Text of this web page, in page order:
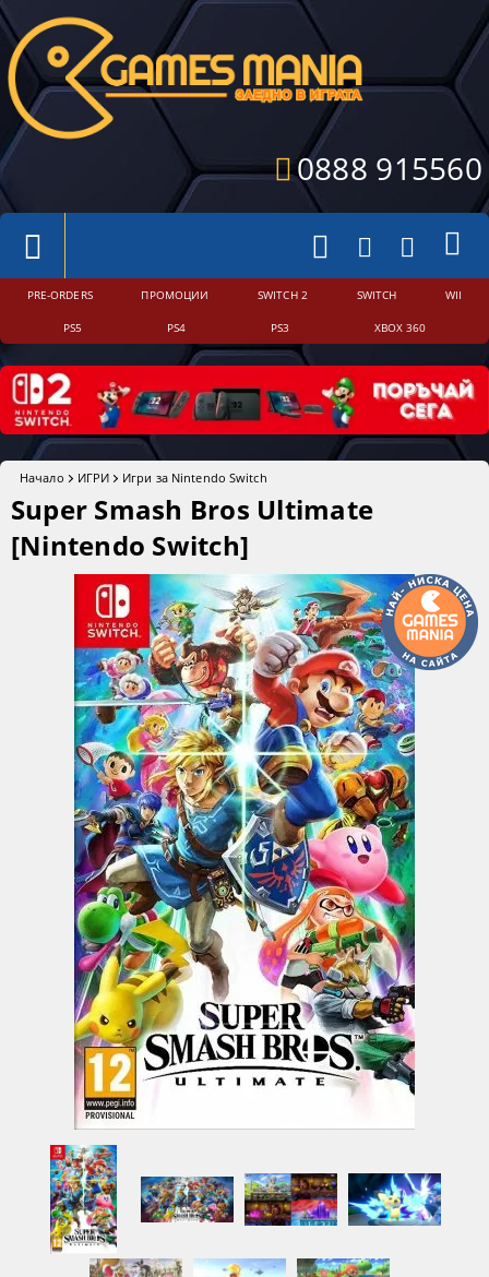
0888 915560
PRE-ORDERS ПРОМОЦИИ SWITCH 2 SWITCH WII
PS5 PS4 PS3 XBOX 360
Начало ИГРИ Игри за Nintendo Switch
Super Smash Bros Ultimate
[Nintendo Switch]